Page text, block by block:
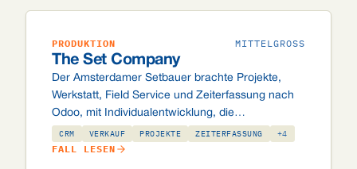
PRODUKTION MITTELGROSS
The Set Company
Der Amsterdamer Setbauer brachte Projekte,
Werkstatt, Field Service und Zeiterfassung nach
Odoo, mit Individualentwicklung, die
Materialbudget und Verbrauch pro Projektaufgabe
überwacht.
CRM VERKAUF PROJEKTE ZEITERFASSUNG +4
FALL LESEN